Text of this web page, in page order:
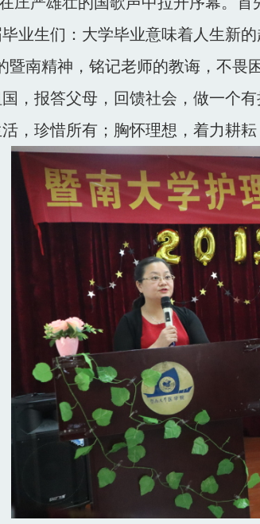
毕业生们：大学毕业意味着人生新
暨南精神，铭记老师的教诲，不畏
，报答父母，回馈社会，做一个
，珍惜所有；胸怀理想，着力耕耘